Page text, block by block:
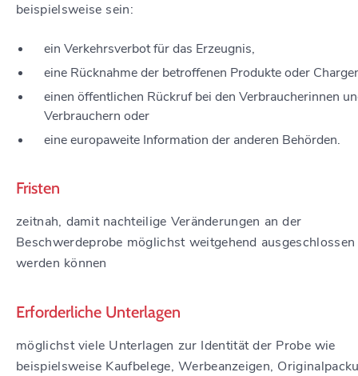
beispielsweise sein:
ein Verkehrsverbot für das Erzeugnis,
eine Rücknahme der betroffenen Produkte oder
einen öffentlichen Rückruf bei den Verbraucherinnen
Verbrauchern oder
eine europaweite Information der anderen Behörden.
Fristen
zeitnah, damit nachteilige Veränderungen an der
Beschwerdeprobe möglichst weitgehend ausgeschlossen
werden können
Erforderliche Unterlagen
möglichst viele Unterlagen zur Identität der Probe wie
beispielsweise Kaufbelege, Werbeanzeigen,